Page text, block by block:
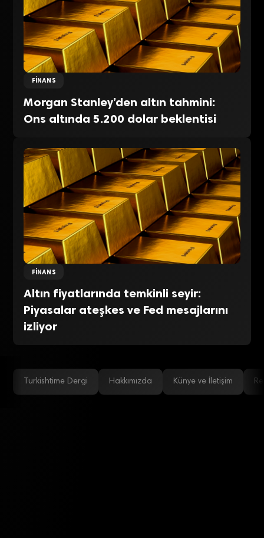
FINANS
Morgan Stanley’den altın tahmini:
Ons altında 5.200 dolar beklentisi
FINANS
Altın fiyatlarında temkinli seyir:
Piyasalar ateşkes ve Fed mesajlarını
izliyor
Turkishtime Dergi Hakkımızda Künye ve İletişim